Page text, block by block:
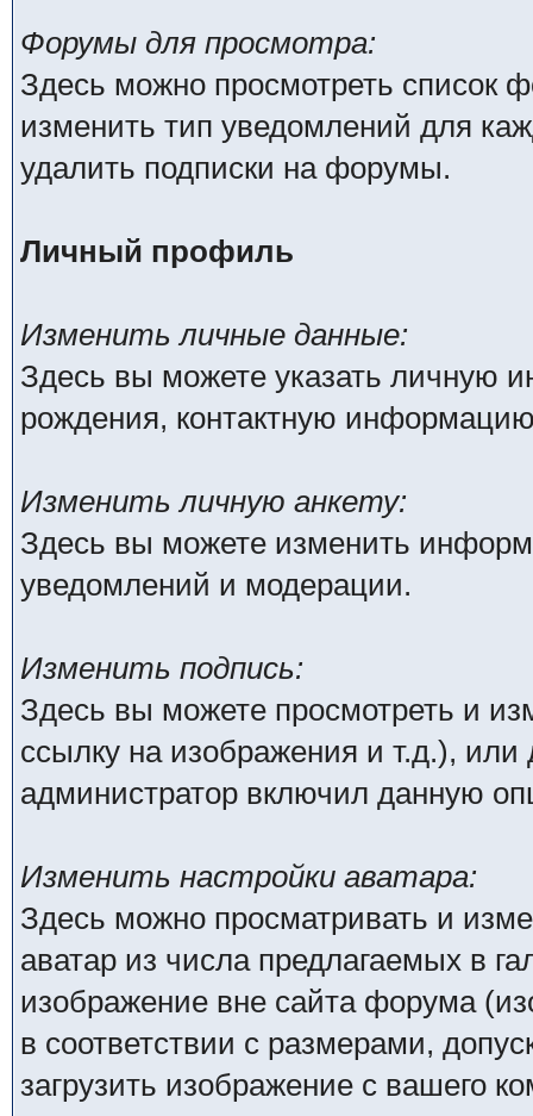
Форумы для просмотра:
Здесь можно просмотреть список
изменить тип уведомлений для
удалить подписки на форумы.
Личный профиль
Изменить личные данные:
Здесь вы можете указать личную
рождения, контактную
Изменить личную анкету:
Здесь вы можете изменить
уведомлений и модерации.
Изменить подпись:
Здесь вы можете просмотреть и
ссылку на изображения и т.д.),
администратор включил данную
Изменить настройки аватара:
Здесь можно просматривать и
аватар из числа предлагаемых в
изображение вне сайта форума
в соответствии с размерами,
загрузить изображение с вашего